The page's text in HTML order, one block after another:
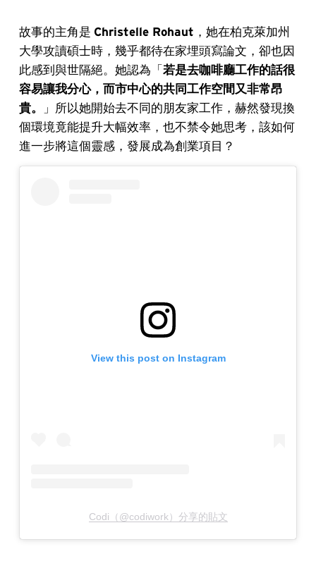
故事的主角是 Christelle Rohaut ，她在柏克萊加州
大學攻讀碩士時，幾乎都待在家埋頭寫論文，卻也因
此感到與世隔絕。她認為「 若是去咖啡廳工作的話很
容易讓我分心，而市中心的共同工作空間又非常昂
貴。
」所以她開始去不同的朋友家工作，赫然發現換
個環境竟能提升大幅效率，也不禁令她思考，該如何
進一步將這個靈感，發展成為創業項目？
View this post on Instagram
Codi（@codiwork）分享的貼文